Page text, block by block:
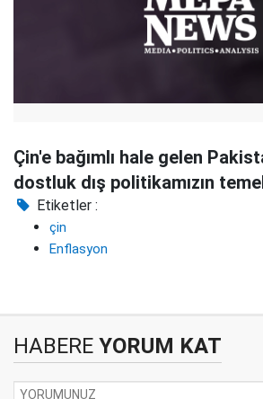
Çin'e bağımlı hale gelen
dostluk dış politikamızın
Etiketler :
çin
Enflasyon
HABERE YORUM KAT